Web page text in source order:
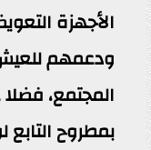
الأجهزة
ودعمهم
المجتمع،
بمطروح التابع